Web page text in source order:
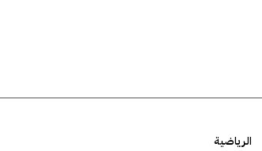
الرياضية